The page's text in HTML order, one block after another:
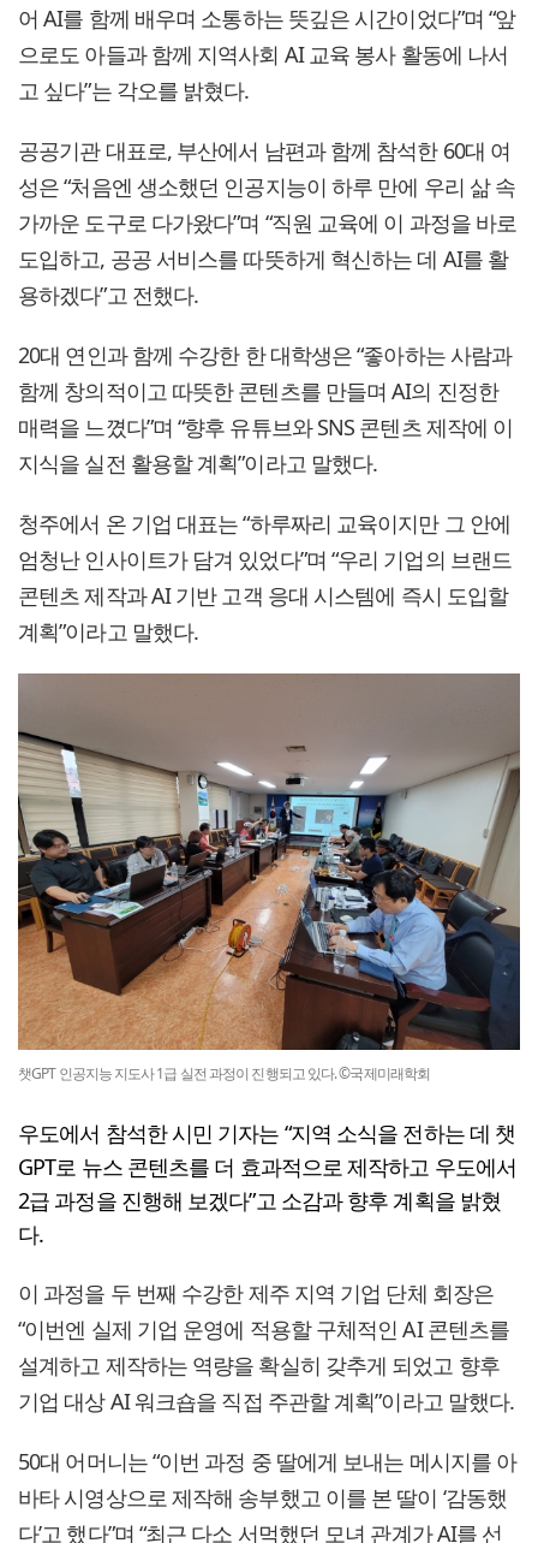
어 AI를 함께 배우며 소통하는 뜻깊은 시간이었다”며 “앞
으로도 아들과 함께 지역사회 AI 교육 봉사 활동에 나서
고 싶다”는 각오를 밝혔다.
공공기관 대표로, 부산에서 남편과 함께 참석한 60대 여
성은 “처음엔 생소했던 인공지능이 하루 만에 우리 삶 속
가까운 도구로 다가왔다”며 “직원 교육에 이 과정을 바로
도입하고, 공공 서비스를 따뜻하게 혁신하는 데 AI를 활
용하겠다”고 전했다.
20대 연인과 함께 수강한 한 대학생은 “좋아하는 사람과
함께 창의적이고 따뜻한 콘텐츠를 만들며 AI의 진정한
매력을 느꼈다”며 “향후 유튜브와 SNS 콘텐츠 제작에 이
지식을 실전 활용할 계획”이라고 말했다.
청주에서 온 기업 대표는 “하루짜리 교육이지만 그 안에
엄청난 인사이트가 담겨 있었다”며 “우리 기업의 브랜드
콘텐츠 제작과 AI 기반 고객 응대 시스템에 즉시 도입할
계획”이라고 말했다.
챗GPT 인공지능 지도사 1급 실전 과정이 진행되고 있다. ©국제미래학회
우도에서 참석한 시민 기자는 “지역 소식을 전하는 데 챗
GPT로 뉴스 콘텐츠를 더 효과적으로 제작하고 우도에서
2급 과정을 진행해 보겠다”고 소감과 향후 계획을 밝혔
다.
이 과정을 두 번째 수강한 제주 지역 기업 단체 회장은
“이번엔 실제 기업 운영에 적용할 구체적인 AI 콘텐츠를
설계하고 제작하는 역량을 확실히 갖추게 되었고 향후
기업 대상 AI 워크숍을 직접 주관할 계획”이라고 말했다.
50대 어머니는 “이번 과정 중 딸에게 보내는 메시지를 아
바타 시영상으로 제작해 송부했고 이를 본 딸이 ‘감동했
다’고 했다”며 “최근 다소 서먹했던 모녀 관계가 AI를 선